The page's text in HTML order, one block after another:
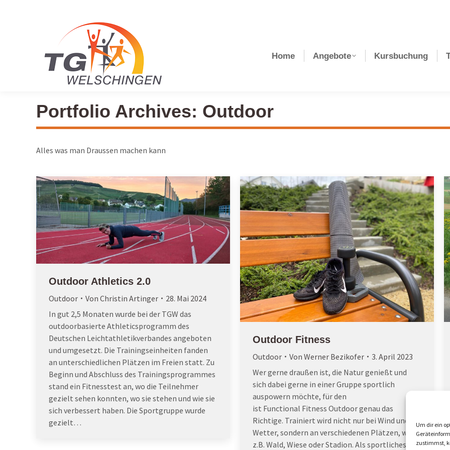
Um dir ein
zustimmst,
Home Angebote Kursbuchung
Portfolio Archives: Outdoor
Alles was man Draussen machen kann
Outdoor Athletics 2.0
Outdoor Von Christin Artinger
28. Mai 2024
In gut 2,5 Monaten wurde bei der TGW das
outdoorbasierte Athleticsprogramm des
Deutschen Leichtathletikverbandes angeboten
und umgesetzt. Die Trainingseinheiten fanden
an unterschiedlichen Plätzen im Freien statt. Zu
Beginn und Abschluss des Trainingsprogrammes
stand ein Fitnesstest an, wo die Teilnehmer
gezielt sehen konnten, wo sie stehen und wie sie
sich verbessert haben. Die Sportgruppe wurde
gezielt…
Outdoor Fitness
Outdoor Von Werner Bezikofer
3. April 2023
Wer gerne draußen ist, die Natur genießt und
sich dabei gerne in einer Gruppe sportlich
auspowern möchte, für den
ist Functional Fitness Outdoor genau das
Richtige. Trainiert wird nicht nur bei Wind und
Wetter, sondern an verschiedenen Plätzen, wie
z.B. Wald, Wiese oder Stadion. Als sportliches